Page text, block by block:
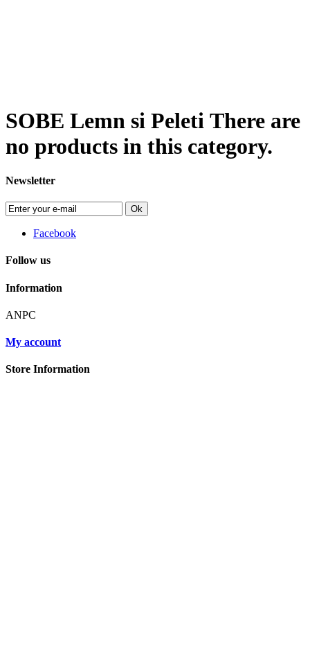
SOBE Lemn si Peleti There are
no products in this category.
Newsletter
Ok
Facebook
Follow us
Information
ANPC
My account
Store Information